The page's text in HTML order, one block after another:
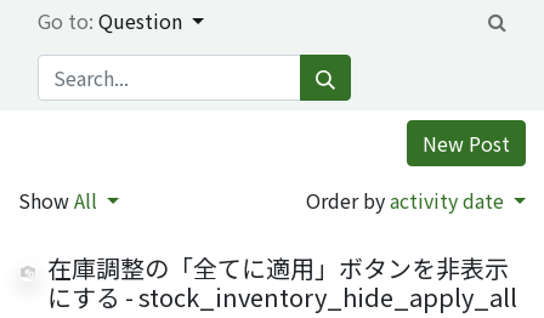
Go to: Question
New Post
ShowAll Order byactivity date
在庫調整の「全てに適用」ボタンを非表示
にする - stock_inventory_hide_apply_all